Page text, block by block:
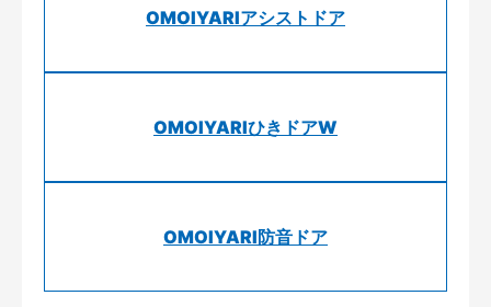
OMOIYARIアシストドア
OMOIYARIひきドアW
OMOIYARI防音ドア